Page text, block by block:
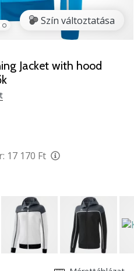
Szín változtatása
Jacket with hood
17 170 Ft